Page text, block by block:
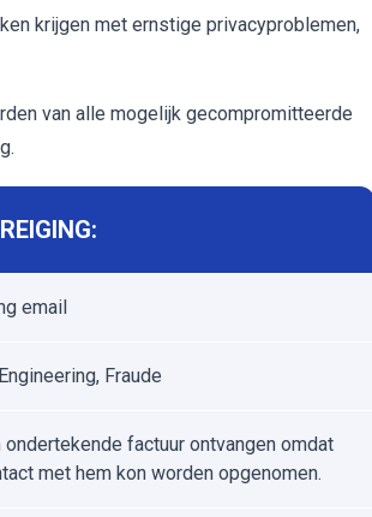
krijgen met ernstige privacyproblemen,
van alle mogelijk gecompromitteerde
email
Fraude
factuur ontvangen omdat
met hem kon worden opgenomen.